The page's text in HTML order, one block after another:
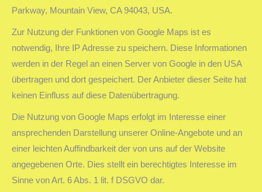
Parkway, Mountain View, CA 94043, USA.
Zur Nutzung der Funktionen von Google Maps ist es
notwendig, Ihre IP Adresse zu speichern. Diese Informationen
werden in der Regel an einen Server von Google in den USA
übertragen und dort gespeichert. Der Anbieter dieser Seite hat
keinen Einfluss auf diese Datenübertragung.
Die Nutzung von Google Maps erfolgt im Interesse einer
ansprechenden Darstellung unserer Online-Angebote und an
einer leichten Auffindbarkeit der von uns auf der Website
angegebenen Orte. Dies stellt ein berechtigtes Interesse im
Sinne von Art. 6 Abs. 1 lit. f DSGVO dar.